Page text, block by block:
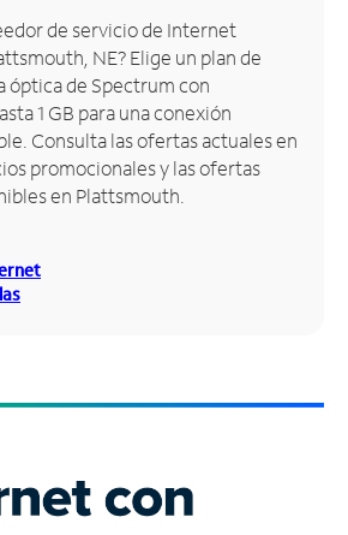
de servicio de Internet
NE? Elige un plan de
óptica de Spectrum con
1 GB para una conexión
Consulta las ofertas actuales en
promocionales y las ofertas
en Plattsmouth.